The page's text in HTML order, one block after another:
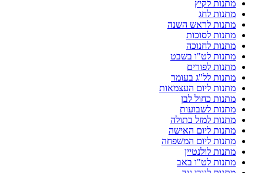
מתנות לקיץ
מתנות לחג
מתנות לראש השנה
מתנות לסוכות
מתנות לחנוכה
מתנות לט"ו בשבט
מתנות לפורים
מתנות לל"ג בעומר
מתנות ליום העצמאות
מתנות כחול לבן
מתנות לשבועות
מתנות למזל בתולה
מתנות ליום האישה
מתנות ליום המשפחה
מתנות לולנטיין
מתנות לט"ו באב